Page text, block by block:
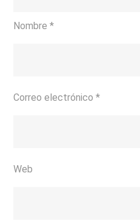
Nombre*
Correo electrónico*
Web